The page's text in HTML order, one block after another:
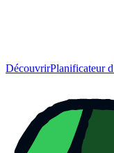
DécouvrirPlanificateur